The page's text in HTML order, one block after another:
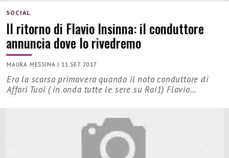
SOCIAL
Il ritorno di Flavio Insinna: il conduttore
annuncia dove lo rivedremo
MAURA MESSINA | 11 SET 2017
Era la scorsa primavera quando il noto conduttore di
Affari Tuoi ( in onda tutte le sere su Rai1) Flavio…